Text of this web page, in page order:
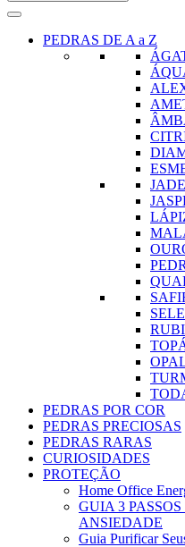
PEDRAS DE A a Z
JADE
RUBI
PEDRAS POR COR
PEDRAS PRECIOSAS
PEDRAS RARAS
CURIOSIDADES
PROTEÇÃO
Home Office
GUIA 3
ANSIEDADE
Guia Purificar